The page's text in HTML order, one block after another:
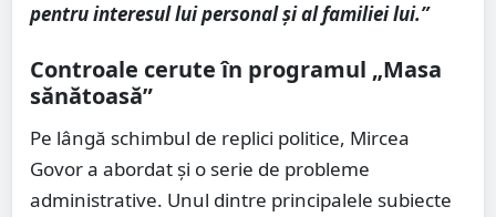
pentru interesul lui personal și al familiei lui.”
Controale cerute în programul „Masa
sănătoasă”
Pe lângă schimbul de replici politice, Mircea
Govor a abordat și o serie de probleme
administrative. Unul dintre principalele subiecte